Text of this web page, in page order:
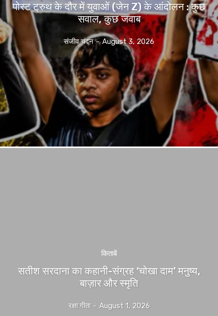
पोस्ट ट्रुथ के दौर में युवाओं (जेन Z) के आंदोलन : कुछ
सवाल, कुछ जवाब
संजीव चंदन - August 3, 2026
किताबें
सतीश सरदाना का कहानी-संग्रह ‘चोखा दाम’ मनुष्य,
बाज़ार और स्मृति
रक्षा गीता - August 1, 2026